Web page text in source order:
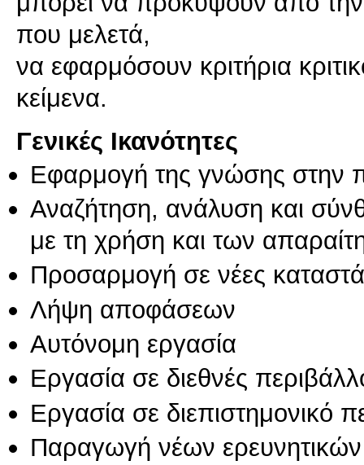
που μελετά,
να εφαρμόσουν κριτήρια
κείμενα.
Γενικές Ικανότητες
Εφαρμογή της γνώσης στην
Αναζήτηση, ανάλυση και
με τη χρήση και των
Προσαρμογή σε νέες
Λήψη αποφάσεων
Αυτόνομη εργασία
Εργασία σε διεθνές
Εργασία σε διεπιστημονικό
Παραγωγή νέων